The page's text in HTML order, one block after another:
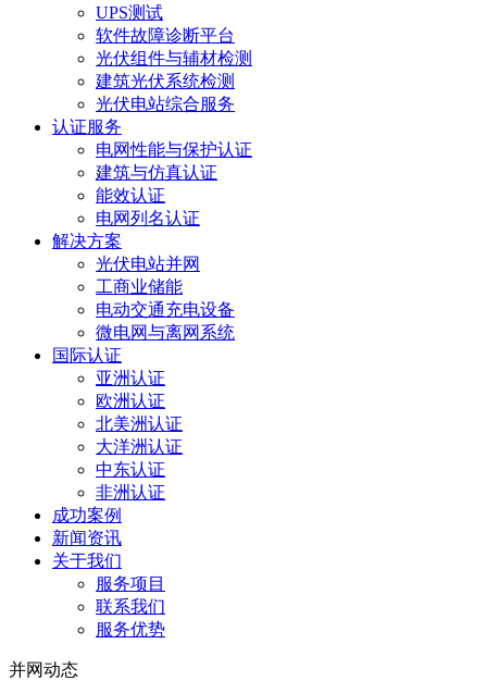
UPS测试
软件故障诊断平台
光伏组件与辅材检测
建筑光伏系统检测
光伏电站综合服务
认证服务
电网性能与保护认证
建筑与仿真认证
能效认证
电网列名认证
解决方案
光伏电站并网
工商业储能
电动交通充电设备
微电网与离网系统
国际认证
亚洲认证
欧洲认证
北美洲认证
大洋洲认证
中东认证
非洲认证
成功案例
新闻资讯
关于我们
服务项目
联系我们
服务优势
并网动态